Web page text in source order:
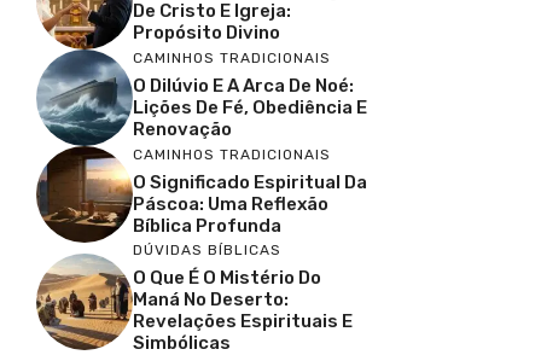
De Cristo E Igreja:
Propósito Divino
CAMINHOS TRADICIONAIS
O Dilúvio E A Arca De Noé:
Lições De Fé, Obediência E
Renovação
CAMINHOS TRADICIONAIS
O Significado Espiritual Da
Páscoa: Uma Reflexão
Bíblica Profunda
DÚVIDAS BÍBLICAS
O Que É O Mistério Do
Maná No Deserto:
Revelações Espirituais E
Simbólicas